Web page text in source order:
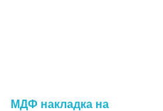
МДФ накладка на